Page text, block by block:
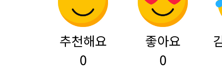
추천해요
0
좋아요
0